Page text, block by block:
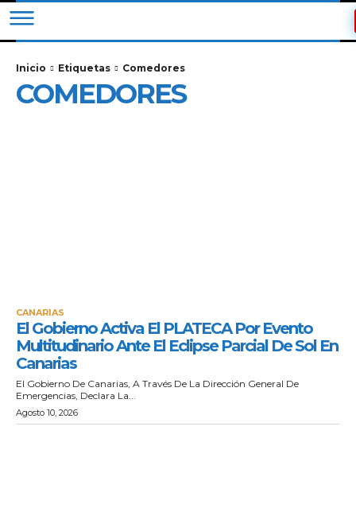
Inicio Etiquetas Comedores
COMEDORES
CANARIAS
El Gobierno Activa El PLATECA Por Evento
Multitudinario Ante El Eclipse Parcial De Sol En
Canarias
El Gobierno De Canarias, A Través De La Dirección General De
Emergencias, Declara La...
Agosto 10, 2026